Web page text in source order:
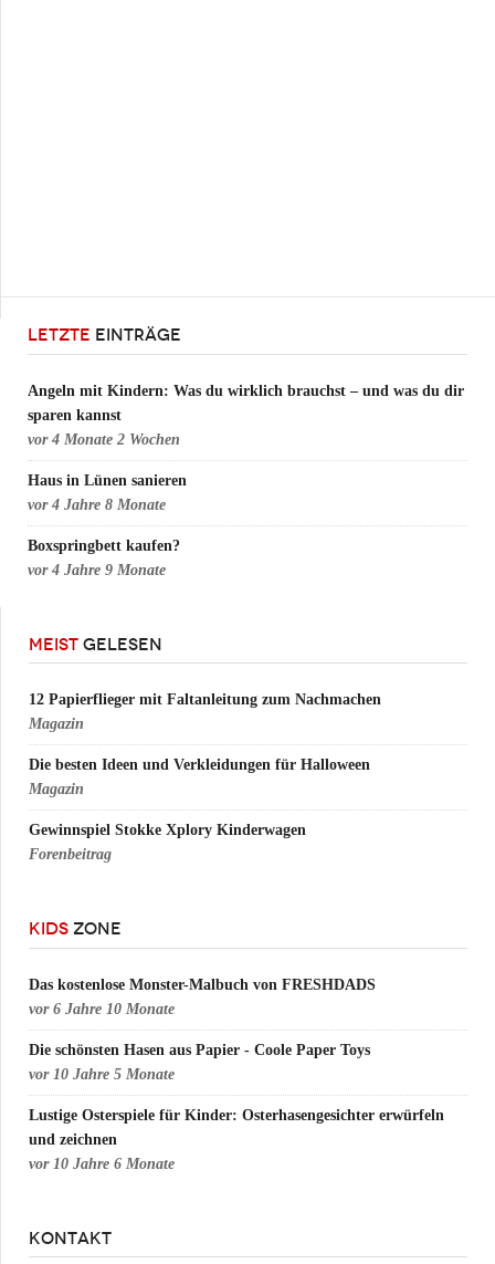
LETZTE EINTRÄGE
Angeln mit Kindern: Was du wirklich brauchst – und was du dir
sparen kannst
vor 4 Monate 2 Wochen
Haus in Lünen sanieren
vor 4 Jahre 8 Monate
Boxspringbett kaufen?
vor 4 Jahre 9 Monate
MEIST GELESEN
12 Papierflieger mit Faltanleitung zum Nachmachen
Magazin
Die besten Ideen und Verkleidungen für Halloween
Magazin
Gewinnspiel Stokke Xplory Kinderwagen
Forenbeitrag
KIDS ZONE
Das kostenlose Monster-Malbuch von FRESHDADS
vor 6 Jahre 10 Monate
Die schönsten Hasen aus Papier - Coole Paper Toys
vor 10 Jahre 5 Monate
Lustige Osterspiele für Kinder: Osterhasengesichter erwürfeln
und zeichnen
vor 10 Jahre 6 Monate
KONTAKT